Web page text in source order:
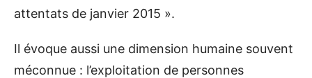
attentats de janvier 2015 ».
Il évoque aussi une dimension humaine souvent
méconnue : l’exploitation de personnes